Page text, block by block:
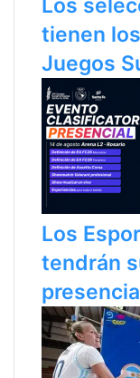
Los
tienen
Juegos
Los
tendrán